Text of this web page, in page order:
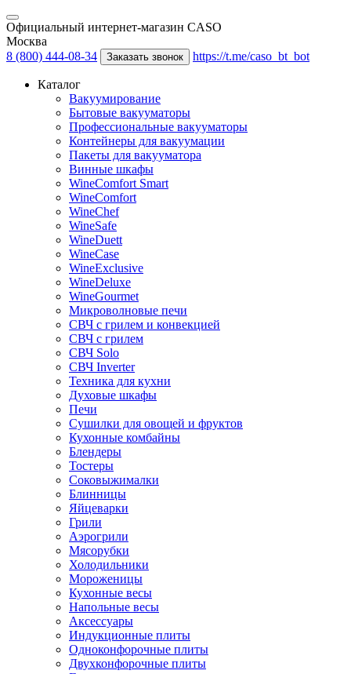
Официальный интернет-магазин CASO
Москва
8 (800) 444-08-34
Заказать звонок https://t.me/caso_bt_bot
Каталог
Вакуумирование
Бытовые вакууматоры
Профессиональные вакууматоры
Контейнеры для вакуумации
Пакеты для вакууматора
Винные шкафы
WineComfort Smart
WineComfort
WineChef
WineSafe
WineDuett
WineCase
WineExclusive
WineDeluxe
WineGourmet
Микроволновые печи
СВЧ с грилем и конвекцией
СВЧ с грилем
СВЧ Solo
СВЧ Inverter
Техника для кухни
Духовые шкафы
Печи
Сушилки для овощей и фруктов
Кухонные комбайны
Блендеры
Тостеры
Соковыжималки
Блинницы
Яйцеварки
Грили
Аэрогрили
Мясорубки
Холодильники
Мороженицы
Кухонные весы
Напольные весы
Аксессуары
Индукционные плиты
Одноконфорочные плиты
Двухконфорочные плиты